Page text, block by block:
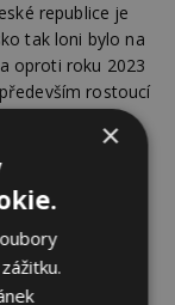
republice je
tak loni bylo na
oproti roku 2023
rostoucí
také
koupi vlastního
loňského
nájem bytu 26
regiony se
×